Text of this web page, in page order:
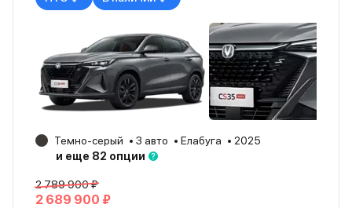
Темно-серый 3 авто Елабуга
2025
и еще 82 опции
2 789 900 ₽
2 689 900 ₽